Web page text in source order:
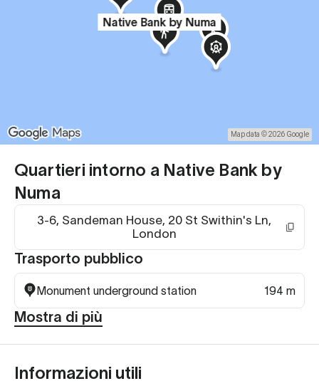
Quartieri intorno a Native Bank by
Numa
3-6, Sandeman House, 20 St Swithin's Ln,
London
Trasporto pubblico
Monument underground station 194 m
Mostra di più
Native Bank by Numa
Map data © 2026 Google
Informazioni utili